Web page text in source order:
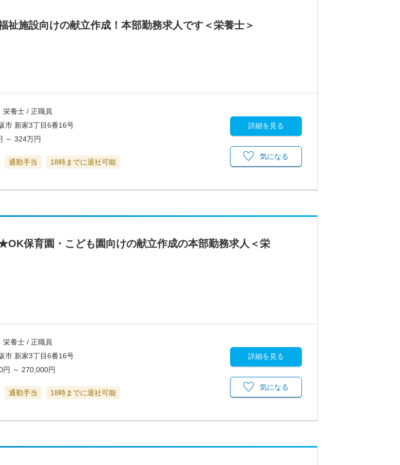
祉施設向けの献立作成！本部勤務求人です＜栄養士＞
栄養士 / 正職員
市 新家3丁目6番16号
～324万円
通勤手当 18時までに退社可能
詳細を見る
気になる
保育園・こども園向けの献立作成の本部勤務求人＜栄
栄養士 / 正職員
市 新家3丁目6番16号
円 ～ 270,000円
通勤手当 18時までに退社可能
詳細を見る
気になる